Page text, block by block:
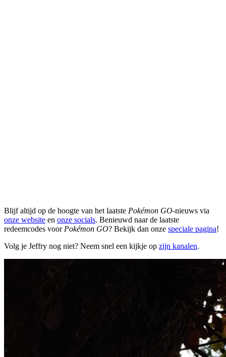
Blijf altijd op de hoogte van het laatste Pokémon GO-nieuws via
onze website en onze socials. Benieuwd naar de laatste
redeemcodes voor Pokémon GO? Bekijk dan onze speciale pagina!
Volg je Jeffry nog niet? Neem snel een kijkje op zijn kanalen.